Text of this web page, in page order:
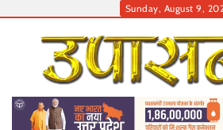
Sunday, August 9,